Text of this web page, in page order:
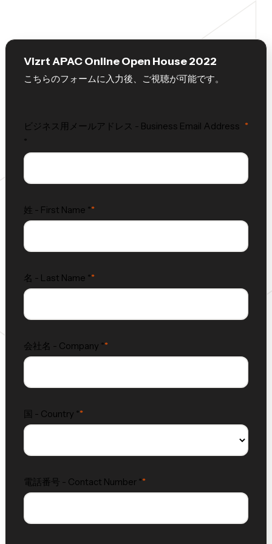
Vizrt APAC Online Open House 2022
こちらのフォームに入力後、ご視聴が可能です。
ビジネス用メールアドレス - Business Email Address
*
姓 - First Name *
名 - Last Name *
会社名 - Company *
国 - Country *
電話番号 - Contact Number *